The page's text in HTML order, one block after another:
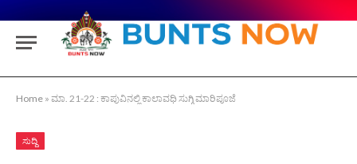
Home » ಮಾ. 21-22 : ಕಾಪುವಿನಲ್ಲಿ ಕಾಲಾವಧಿ ಸುಗ್ಗಿ ಮಾರಿಪೂಜೆ
ಸುದ್ದಿ